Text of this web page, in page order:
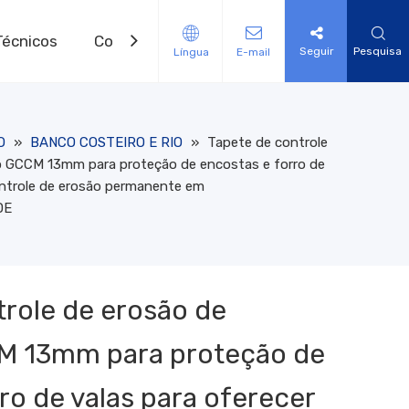
Contate-nos
Língua E-mail Seguir Pesquisa
» BANCO COSTEIRO E RIO » Tapete de controle
13mm para proteção de encostas e forro de
de erosão permanente em
de erosão de
13mm para proteção de
de valas para oferecer